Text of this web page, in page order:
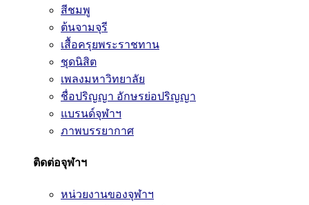
สีชมพู
ต้นจามจุรี
เสื้อครุยพระราชทาน
ชุดนิสิต
เพลงมหาวิทยาลัย
ชื่อปริญญา อักษรย่อปริญญา
แบรนด์จุฬาฯ
ภาพบรรยากาศ
ติดต่อจุฬาฯ
หน่วยงานของจุฬาฯ